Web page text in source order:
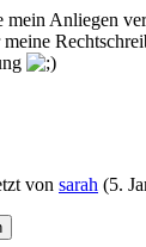
Anliegen
von sarah (5.